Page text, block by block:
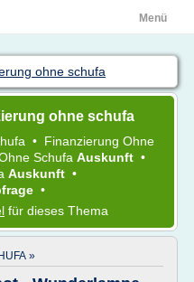
Menü
ohne schufa
ohne schufa
• Finanzierung Ohne
Schufa Auskunft •
Auskunft •
•
für dieses Thema
»